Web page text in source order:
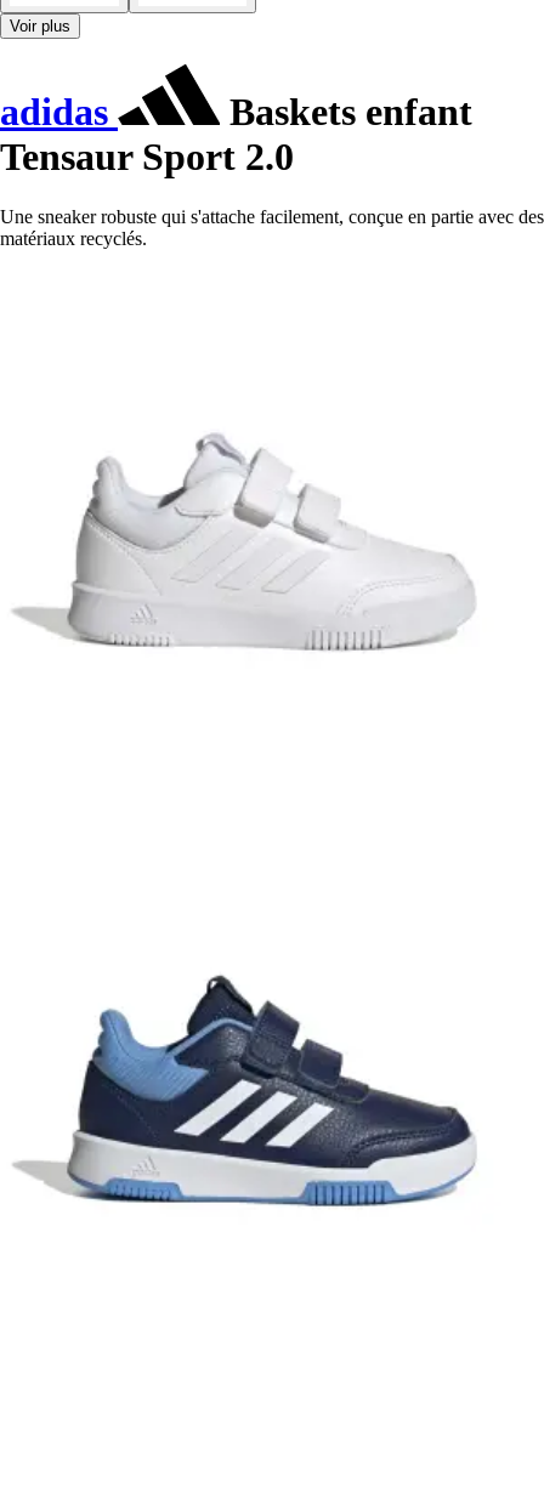
Voir plus
adidas
Baskets enfant
Tensaur Sport 2.0
Une sneaker robuste qui s'attache facilement, conçue en partie avec des
matériaux recyclés.